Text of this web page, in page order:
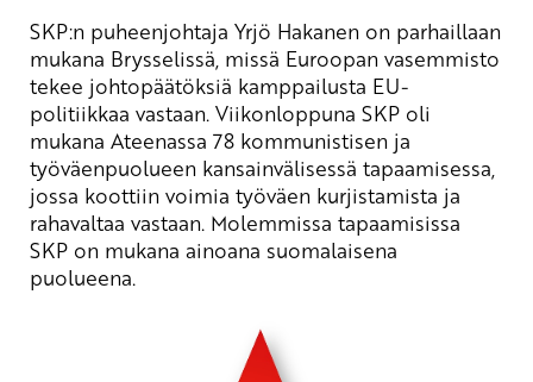
SKP:n puheenjohtaja Yrjö Hakanen on parhaillaan
mukana Brysselissä, missä Euroopan vasemmisto
tekee johtopäätöksiä kamppailusta EU-
politiikkaa vastaan. Viikonloppuna SKP oli
mukana Ateenassa 78 kommunistisen ja
työväenpuolueen kansainvälisessä tapaamisessa,
jossa koottiin voimia työväen kurjistamista ja
rahavaltaa vastaan. Molemmissa tapaamisissa
SKP on mukana ainoana suomalaisena
puolueena.